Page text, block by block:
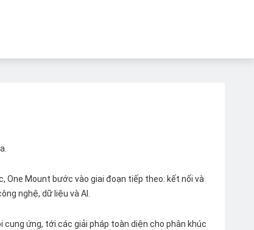
One Mount bước vào giai đoạn tiếp theo: kết nối và
nghệ, dữ liệu và AI.
ứng, tới các giải pháp toàn diện cho phân khúc